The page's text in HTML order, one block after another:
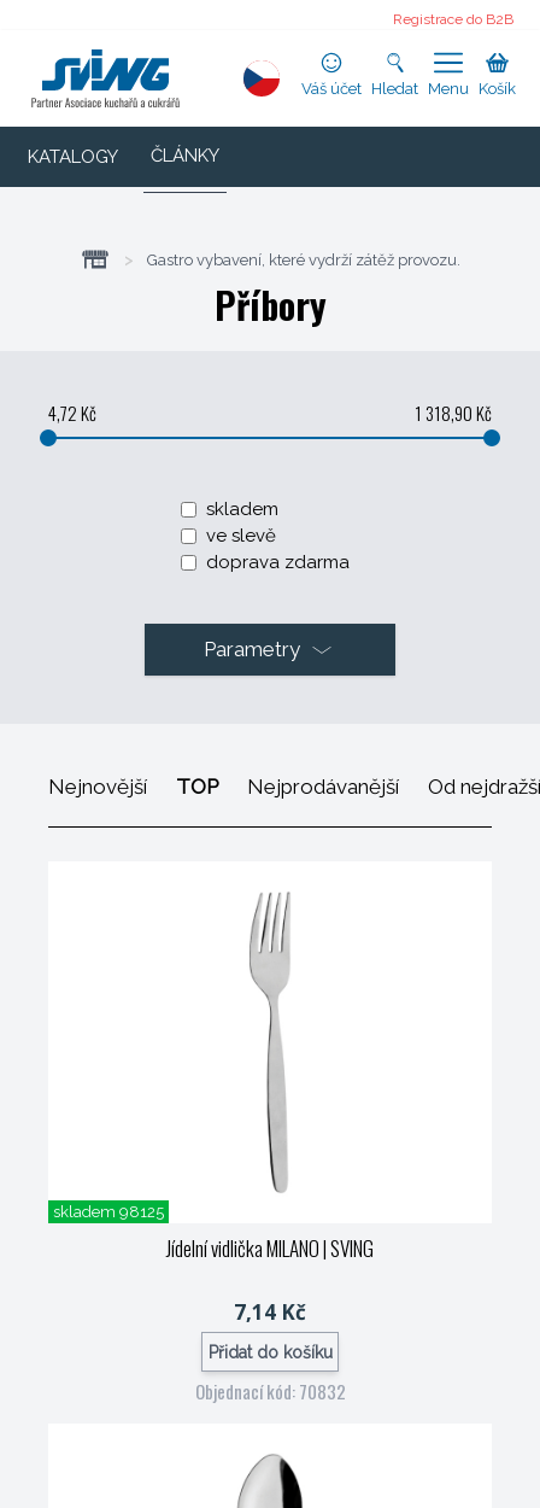
Registrace do B2B
Váš účet Hledat Menu Košík
KATALOGY ČLÁNKY
> Gastro vybavení, které vydrží zátěž provozu.
Příbory
4,72 Kč 1 318,90 Kč
skladem
ve slevě
doprava zdarma
Parametry
Nejnovější TOP Nejprodávanější Od
skladem 98125
Jídelní vidlička MILANO| SVING
7,14 Kč
Přidat do košíku
Objednací kód: 70832